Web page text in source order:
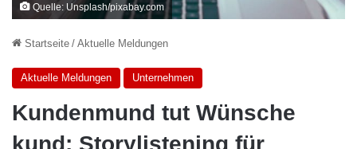
Quelle: Unsplash/pixabay.com
Startseite / Aktuelle Meldungen
Aktuelle Meldungen Unternehmen
Kundenmund tut Wünsche